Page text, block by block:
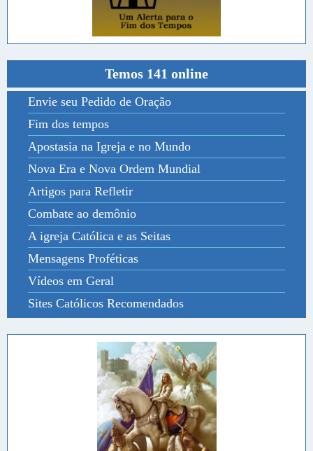
Temos 141 online
Envie seu Pedido de Oração
Fim dos tempos
Apostasia na Igreja e no Mundo
Nova Era e Nova Ordem Mundial
Artigos para Refletir
Combate ao demônio
A igreja Católica e as Seitas
Mensagens Proféticas
Vídeos em Geral
Sites Católicos Recomendados